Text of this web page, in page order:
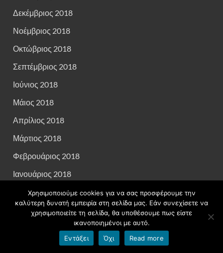
Δεκέμβριος 2018
Νοέμβριος 2018
Οκτώβριος 2018
Σεπτέμβριος 2018
Ιούνιος 2018
Μάιος 2018
Απρίλιος 2018
Μάρτιος 2018
Φεβρουάριος 2018
Ιανουάριος 2018
Δεκέμβριος 2017
Νοέμβριος 2017
Χρησιμοποιούμε cookies για να σας προσφέρουμε την
καλύτερη δυνατή εμπειρία στη σελίδα μας. Εάν συνεχίσετε να
χρησιμοποιείτε τη σελίδα, θα υποθέσουμε πως είστε
ικανοποιημένοι με αυτό.
Εντάξει
Όχι Read more